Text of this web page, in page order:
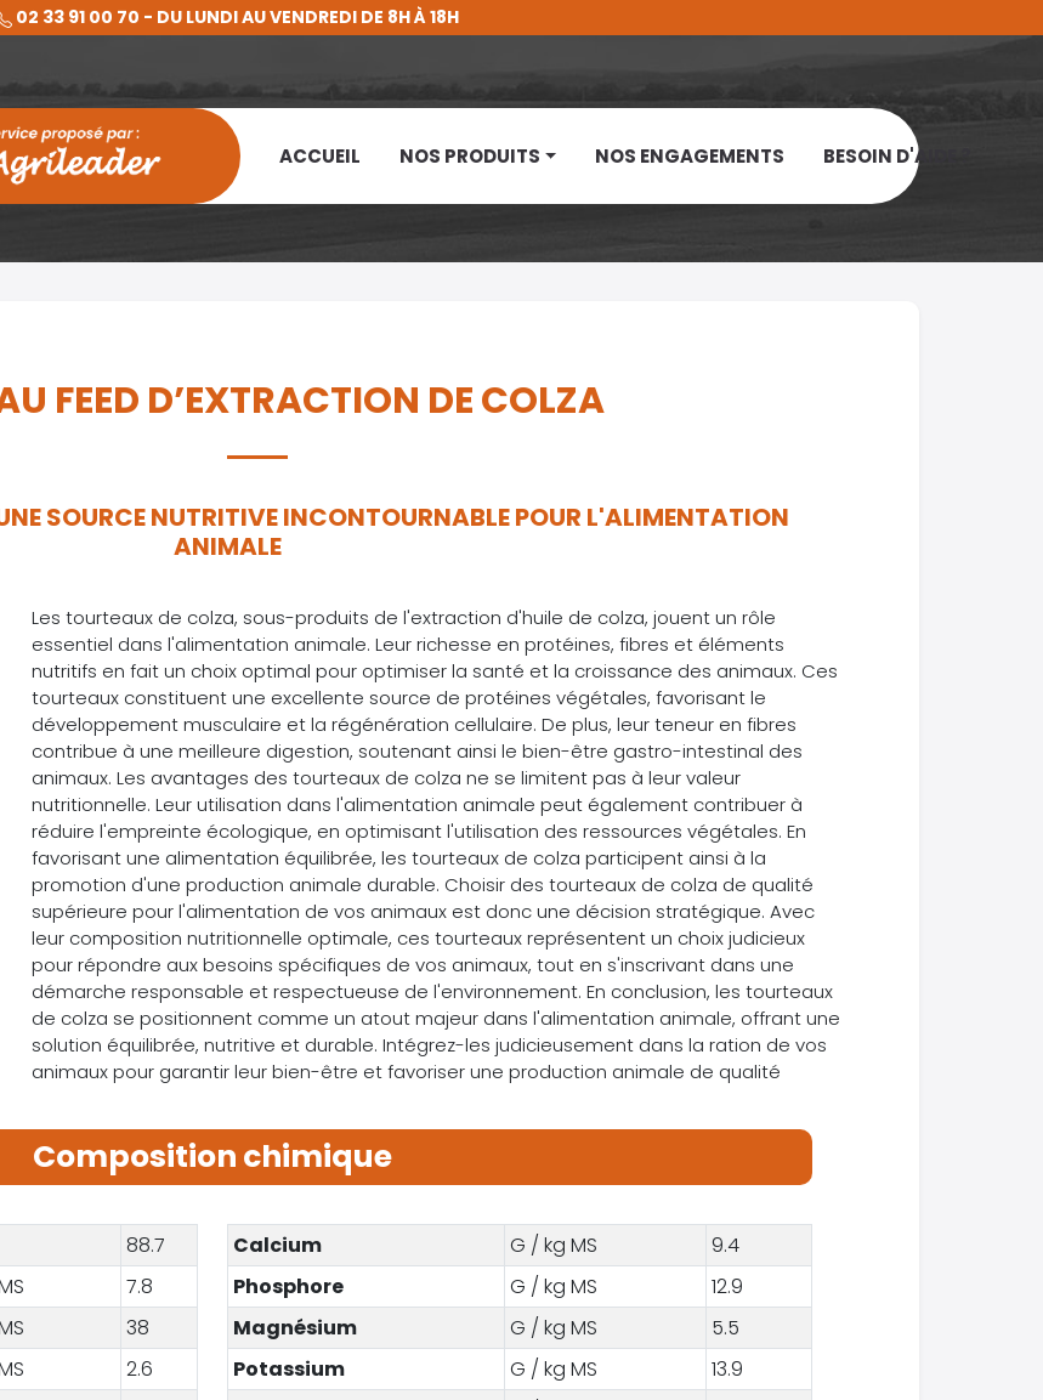
02 33 91 00 70 - DU LUNDI AU VENDREDI DE 8H À 18H
ACCUEIL NOS PRODUITS NOS ENGAGEMENTS BESOIN D'AIDE ?
FEED D’EXTRACTION DE COLZA
SOURCE NUTRITIVE INCONTOURNABLE POUR L'ALIMENTATION
ANIMALE
Les tourteaux de colza, sous-produits de l'extraction d'huile de colza, jouent un rôle
essentiel dans l'alimentation animale. Leur richesse en protéines, fibres et éléments
nutritifs en fait un choix optimal pour optimiser la santé et la croissance des animaux. Ces
tourteaux constituent une excellente source de protéines végétales, favorisant le
développement musculaire et la régénération cellulaire. De plus, leur teneur en fibres
contribue à une meilleure digestion, soutenant ainsi le bien-être gastro-intestinal des
animaux. Les avantages des tourteaux de colza ne se limitent pas à leur valeur
nutritionnelle. Leur utilisation dans l'alimentation animale peut également contribuer à
réduire l'empreinte écologique, en optimisant l'utilisation des ressources végétales. En
favorisant une alimentation équilibrée, les tourteaux de colza participent ainsi à la
promotion d'une production animale durable. Choisir des tourteaux de colza de qualité
supérieure pour l'alimentation de vos animaux est donc une décision stratégique. Avec
leur composition nutritionnelle optimale, ces tourteaux représentent un choix judicieux
pour répondre aux besoins spécifiques de vos animaux, tout en s'inscrivant dans une
démarche responsable et respectueuse de l'environnement. En conclusion, les tourteaux
de colza se positionnent comme un atout majeur dans l'alimentation animale, offrant une
solution équilibrée, nutritive et durable. Intégrez-les judicieusement dans la ration de vos
animaux pour garantir leur bien-être et favoriser une production animale de qualité
Composition chimique
88.7
7.8
38
2.6
Calcium G / kg MS
9.4
Phosphore
G / kg MS
12.9
Magnésium
G / kg MS
5.5
Potassium
G / kg MS
13.9